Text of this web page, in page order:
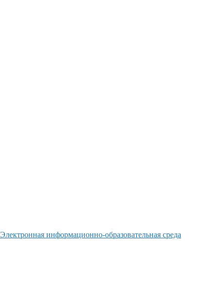
Электронная информационно-образовательная среда